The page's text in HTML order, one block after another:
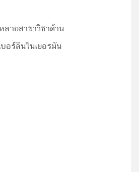
ายสาขาวิชาด้าน
อร์ลินในเยอรมัน